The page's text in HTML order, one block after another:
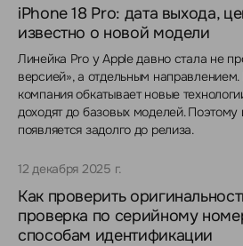
iPhone 18 Pro: дата выхода,
известно о новой модели
Линейка Pro у Apple давно стала не
версией», а отдельным
компания обкатывает новые
доходят до базовых моделей. Поэтому
появляется задолго до релиза.
12 декабря 2025 г.
Как проверить
проверка по серийному
способам идентификации